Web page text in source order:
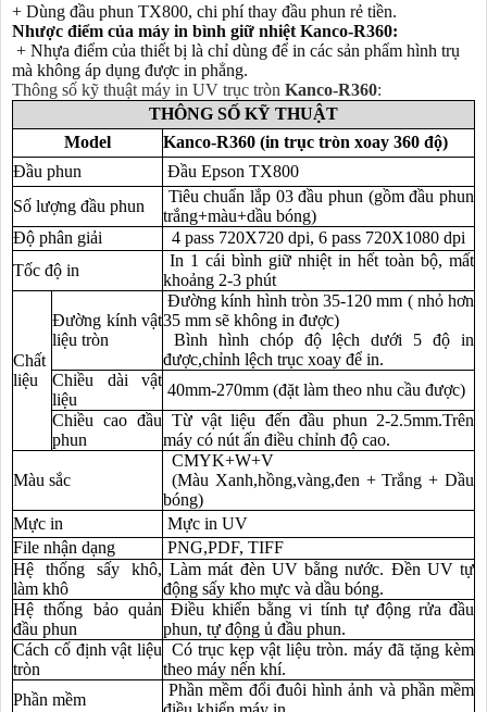
+ Dùng đầu phun TX800, chi phí thay đầu phun rẻ tiền.
Nhược điểm của máy in bình giữ nhiệt Kanco-R360:
+ Nhựa điểm của thiết bị là chỉ dùng để in các sản phẩm hình trụ
mà không áp dụng được in phẳng.
Thông số kỹ thuật máy in UV trục tròn Kanco-R360:
THÔNG SỐ KỸ THUẬT
Model
Kanco-R360 (in trục tròn xoay 360 độ)
Đầu phun
Đầu Epson TX800
Số lượng đầu phun
Tiêu chuẩn lắp 03 đầu phun (gồmđầu phun
trắng+màu+dầu bóng)
Độ phân giải
4 pass 720X720 dpi, 6 pass 720X1080 dpi
Tốc độ in
In 1 cái bình giữ nhiệt in hết toàn bộ, mất
khoảng 2-3 phút
Chất
liệu
Đường kính vật
liệu tròn
Đường kính hình tròn 35-120 mm ( nhỏ hơn
35 mm sẽ không in được)
Bình hình chóp độ lệch dưới 5 độ in
được,chỉnh lệch trục xoay để in.
Chiều dài vật
liệu
40mm-270mm (đặt làm theo nhu cầu được)
Chiều cao đầu
phun
Từ vật liệu đến đầu phun 2-2.5mm.Trên
máy có nút ấn điều chỉnh độ cao.
Màu sắc
CMYK+W+V
(Màu Xanh,hồng,vàng,đen + Trắng + Dầu
bóng)
Mực in
Mực in UV
File nhận dạng
PNG,PDF, TIFF
Hệ thống sấy khô,
làm khô
Làm mát đèn UV bằng nước. Đền UV tự
động sấy kho mực và dầu bóng.
Hệ thống bảo quản
đầu phun
Điều khiển bằng vi tính tự động rửa đầu
phun, tự động ủ đầu phun.
Cách cố định vật liệu
tròn
Có trục kẹp vật liệu tròn. máy đã tặng kèm
theo máy nến khí.
Phần mềm
Phần mềm đổi đuôi hình ảnh và phần mềm